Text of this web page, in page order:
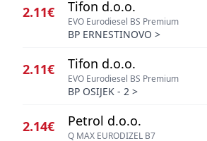
2.11€ Tifon d.o.o.
EVO Eurodiesel BS Premium
BP ERNESTINOVO >
2.11€ Tifon d.o.o.
EVO Eurodiesel BS Premium
BP OSIJEK - 2 >
2.14€ Petrol d.o.o.
Q MAX EURODIZEL B7